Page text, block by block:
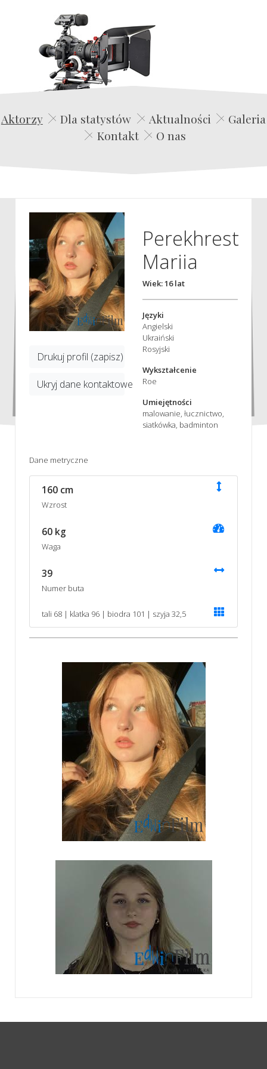
Edwin Film Agencja Aktorska
Aktorzy Dla statystów Aktualności
Galeria
Kontakt
O nas
Drukuj profil (zapisz)
Ukryj dane kontaktowe
Perekhrest
Mariia
Wiek: 16 lat
Języki
Angielski
Ukraiński
Rosyjski
Wykształcenie
Roe
Umiejętności
malowanie, łucznictwo,
siatkówka, badminton
Dane metryczne
160 cm
Wzrost
60 kg
Waga
39
Numer buta
tali 68 | klatka 96 | biodra 101 | szyja 32,5